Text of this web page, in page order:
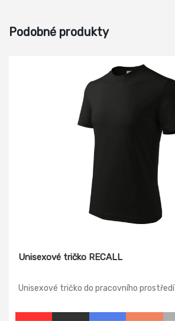
Podobné produkty
Unisexové tričko RECALL
Unisexové tričko do pracovního prostředí